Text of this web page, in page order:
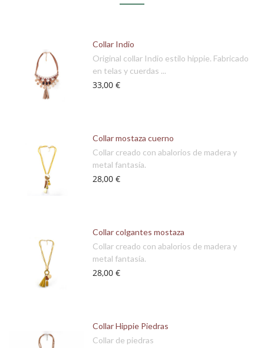
Collar Indio
Original collar Indio estilo hippie. Fabricado
en telas y cuerdas ...
33,00 €
Collar mostaza cuerno
Collar creado con abalorios de madera y
metal fantasía.
28,00 €
Collar colgantes mostaza
Collar creado con abalorios de madera y
metal fantasía.
28,00 €
Collar Hippie Piedras
Collar de piedras